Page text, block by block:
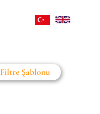
Filtre Şablonu